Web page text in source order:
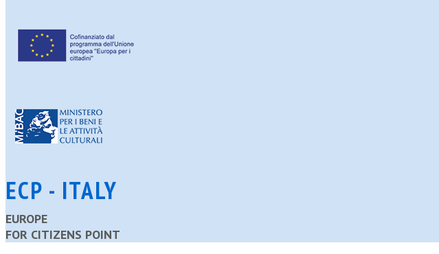
ECP - ITALY
EUROPE
FOR CITIZENS POINT